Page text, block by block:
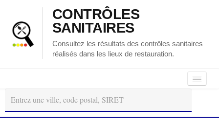
CONTRÔLES
SANITAIRES
Consultez les résultats des contrôles sanitaires
réalisés dans les lieux de restauration.
Autour
de
moi
Régions